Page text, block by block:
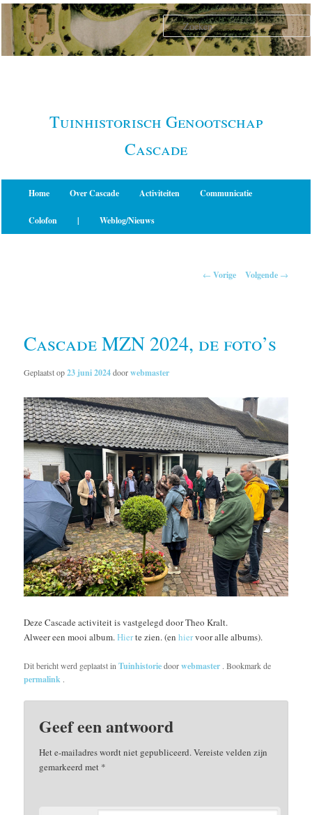
Spring
naar
primaire
Tuinhistorisch Genootschap
Cascade
Home Over Cascade Activiteiten Communicatie
Colofon | Weblog/Nieuws
← Vorige Volgende →
Cascade MZN 2024, de foto’s
Geplaatst op23 juni 2024doorwebmaster
Deze Cascade activiteit is vastgelegd door Theo Kralt.
Alweer een mooi album.Hierte zien. (enhiervoor alle albums).
Dit bericht werd geplaatst inTuinhistoriedoorwebmaster . Bookmark de
permalink .
Geef een antwoord
Het e-mailadres wordt niet gepubliceerd.Vereiste velden zijn
gemarkeerd met *